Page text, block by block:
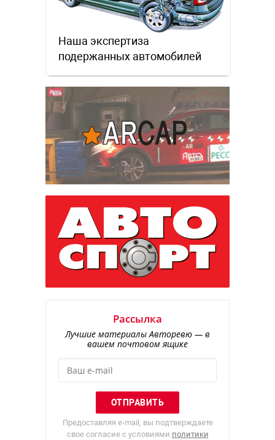
Наша экспертиза
подержанных автомобилей
Рассылка
Лучшие материалы Авторевю — в
вашем почтовом ящике
Предоставляя e-mail, вы подтверждаете
свое согласие с условиями политики